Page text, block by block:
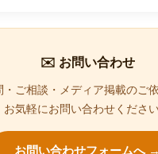
✉️ お問い合わせ
・ご相談・メディア掲載のご依
お気軽にお問い合わせください
お問い合わせフォームへ →